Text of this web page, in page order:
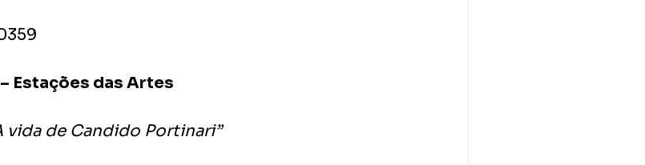
Estações das Artes
vida de Candido Portinari”